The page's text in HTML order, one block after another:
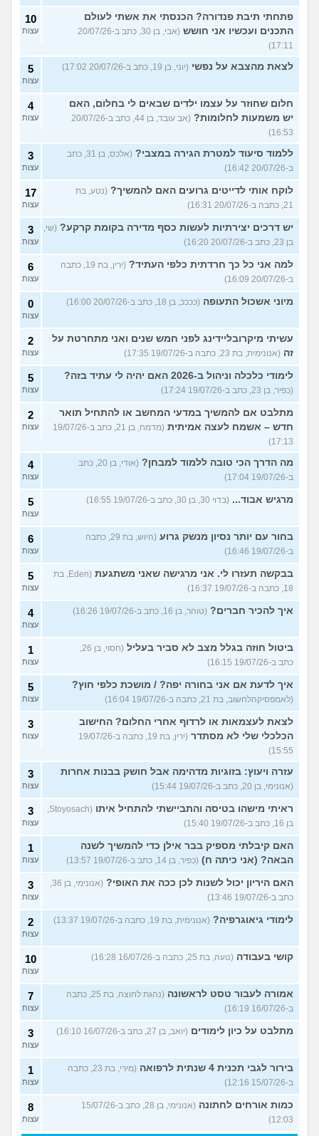
פתחתי תיבת פנדורה? הכנסתי את אשתי לעולם
התכנים ועכשיו אני חושש
(אבי, בן 30, כתב ב-20/07/26
17:11)
10
עצות
לצאת מהצבא על נפשי (יוני, בן 19, כתב ב-20/07/26 17:02) 5
עצות
חלום שחוזר על עצמו ילדים שבאים לי בחלום, האם
יש משמעות לחלומות?
(אב עובד, בן 44, כתב ב-20/07/26
16:53)
4
עצות
ללמוד סיעוד למטרת הגירה במצבי?
(אלכס, בן 31, כתב
ב-20/07/26 16:42)
3
עצות
לוקח אותי לדייטים גרועים האם להמשיך? (נטע, בת
21, כתבה ב-20/07/26 16:31)
17
עצות
יש דרכים יצירתיות לעשות כסף מדירה בקומת קרקע? (שי,
בן 23, כתב ב-20/07/26 16:20)
3
עצות
למה אני כל כך חרדתית כלפי העתיד?
(ירין, בת 19, כתבה
ב-20/07/26 16:09)
6
עצות
מיוני אשכול התעופה (ככככ, בן 18, כתב ב-20/07/26 16:00) 0
עצות
עשיתי מיקרובליידינג לפני חמש שנים ואני מתחרטת על
זה (אנונימית, בת 23, כתבה ב-19/07/26 17:35)
2
עצות
לימודי כלכלה וניהול ב-2026 האם יהיה לי עתיד בזה?
(כפיר, בן 23, כתב ב-19/07/26 17:24)
5
עצות
מתלבט אם להמשיך במדעי המחשב או להתחיל תואר
חדש – אשמח לעצה אמיתית
(מדמח, בן 21, כתב ב-19/07/26
17:13)
2
עצות
מה הדרך הכי טובה ללמוד למבחן?
(אודי, בן 20, כתב
ב-19/07/26 17:04)
4
עצות
מרגיש אבוד... (בדוי 30, בן 30, כתב ב-19/07/26 16:55) 5
עצות
בחור עם יותר נסיון מנשק גרוע
(היוש, בת 29, כתבה
ב-19/07/26 16:46)
6
עצות
בבקשה תעזרו לי. אני מרגישה שאני משתגעת
(Eden, בת
18, כתבה ב-19/07/26 16:37)
5
עצות
איך להכיר חברים? (טוהר, בן 16, כתב ב-19/07/26 16:26) 4
עצות
ביטול חוזה בגלל מצב לא סביר בעליל
כתב ב-19/07/26 16:15)
1
עצות
איך לדעת אם אני בחורה יפה? / מושכת כלפי חוץ?
(לאמפסיקהלחשוב, בת 21, כתבה ב-19/07/26 16:04)
5
עצות
לצאת לעצמאות או לרדוף אחרי החלום? החישוב
הכלכלי שלי לא מסתדר
(ירין, בת 19, כתבה ב-19/07/26
15:55)
3
עצות
עזרה ויעוץ: בזוגיות מדהימה אבל חושק בבנות אחרות
(אנונימי, בן 20, כתב ב-19/07/26 15:44)
3
עצות
ראיתי מישהו בטיסה והתביישתי להתחיל איתו
בן 16, כתב ב-19/07/26 15:40)
3
עצות
האם קיבלתי מספיק בבר אילן כדי להמשיך לשנה
הבאה? (אני כיתה ח) (כפיר, בן 14, כתב ב-19/07/26 13:57)
1
עצות
האם היריון יכול לשנות לכן ככה את האופי?
כתב ב-19/07/26 13:46)
3
עצות
לימודי גיאוגרפיה? (אנונימית, בת 19, כתבה ב-19/07/26 13:37) 2
עצות
קושי בעבודה (נועה, בת 25, כתבה ב-16/07/26 16:28) 10
עצות
אמורה לעבור טסט לראשונה
(נהגת לחוצה, בת 25, כתבה
ב-16/07/26 16:19)
7
עצות
מתלבט על כיון לימודים (יואב, בן 27, כתב ב-16/07/26 16:10) 3
עצות
בירור לגבי תכנית 4 שנתית לרפואה
(מירי, בת 23, כתבה
ב-15/07/26 12:16)
1
עצות
כמות אורחים לחתונה
(אנונימי, בן 28, כתב ב-15/07/26
12:03)
8
עצות